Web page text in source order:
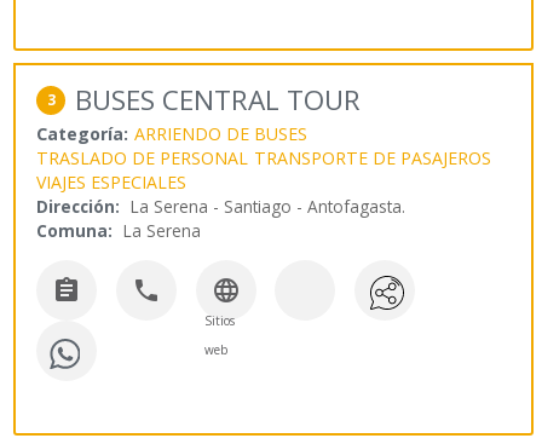
3 BUSES CENTRAL TOUR
Categoría: ARRIENDO DE BUSES
TRASLADO DE PERSONAL TRANSPORTE DE PASAJEROS
VIAJES ESPECIALES
Dirección: La Serena - Santiago - Antofagasta.
Comuna: La Serena
  
Sitios
web